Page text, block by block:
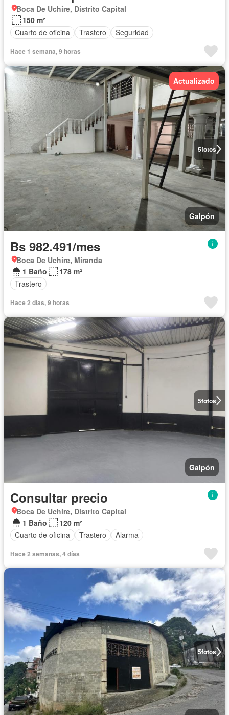
Boca De Uchire, Distrito Capital
150 m²
Cuarto de oficina
Trastero Seguridad
Hace 1 semana, 9 horas
5fotos
Actualizado
Galpón
Bs 982.491/mes
Boca De Uchire, Miranda
1 Baño
178 m²
Trastero
Hace 2 días, 9 horas
5fotos
Galpón
Consultar precio
Boca De Uchire, Distrito Capital
1 Baño
120 m²
Cuarto de oficina
Trastero Alarma
Hace 2 semanas, 4 días
5fotos